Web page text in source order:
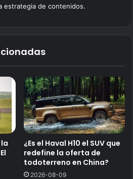
estrategia de contenidos.
¿Es el Haval H10 el SUV que
redefine la oferta de
todoterreno en China?
2026-08-09